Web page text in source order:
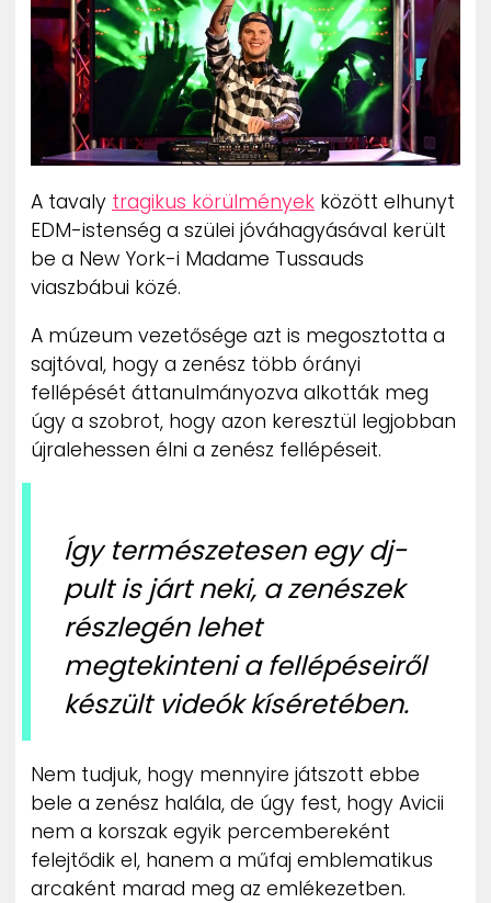
ZENE
MÉDIAAJÁNLAT
IMPRESSZUM
PR-ARCHÍVUM
ADATKEZELÉSI TÁJÉKOZTATÓ
A tavaly tragikus körülmények között elhunyt
EDM-istenség a szülei jóváhagyásával került
be a New York-i Madame Tussauds
viaszbábui közé.
A múzeum vezetősége azt is megosztotta a
sajtóval, hogy a zenész több órányi
fellépését áttanulmányozva alkották meg
úgy a szobrot, hogy azon keresztül legjobban
újralehessen élni a zenész fellépéseit.
Így természetesen egy dj-
pult is járt neki, a zenészek
részlegén lehet
megtekinteni a fellépéseiről
készült videók kíséretében.
Nem tudjuk, hogy mennyire játszott ebbe
bele a zenész halála, de úgy fest, hogy Avicii
nem a korszak egyik percembereként
felejtődik el, hanem a műfaj emblematikus
arcaként marad meg az emlékezetben.